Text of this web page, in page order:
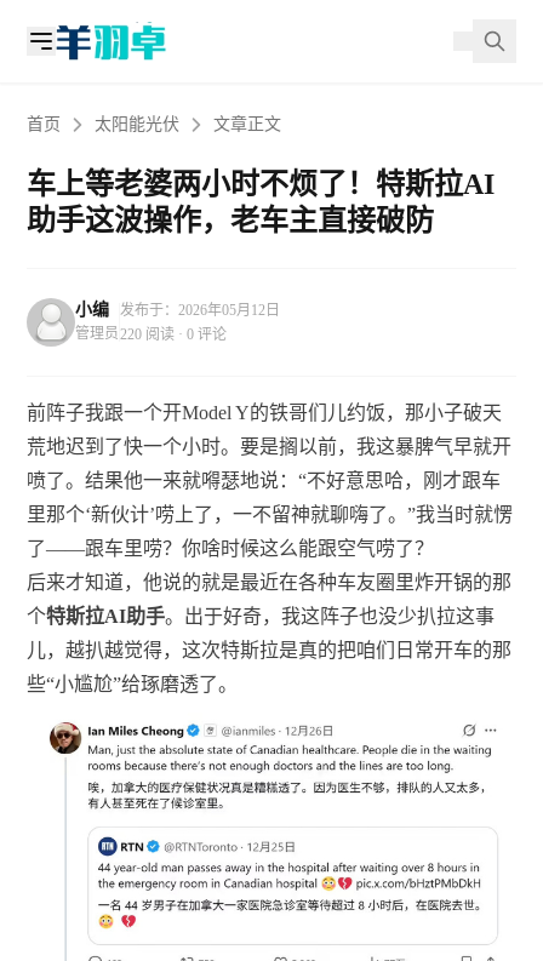
首页 太阳能光伏 文章正文
车上等老婆两小时不烦了！特斯拉AI
助手这波操作，老车主直接破防
小编
管理员
发布于：2026年05月12日
220 阅读 · 0 评论
前阵子我跟一个开Model Y的铁哥们儿约饭，那小子破天
荒地迟到了快一个小时。要是搁以前，我这暴脾气早就开
喷了。结果他一来就嘚瑟地说：“不好意思哈，刚才跟车
里那个‘新伙计’唠上了，一不留神就聊嗨了。”我当时就愣
了——跟车里唠？你啥时候这么能跟空气唠了？
后来才知道，他说的就是最近在各种车友圈里炸开锅的那
个特斯拉AI助手。出于好奇，我这阵子也没少扒拉这事
儿，越扒越觉得，这次特斯拉是真的把咱们日常开车的那
些“小尴尬”给琢磨透了。